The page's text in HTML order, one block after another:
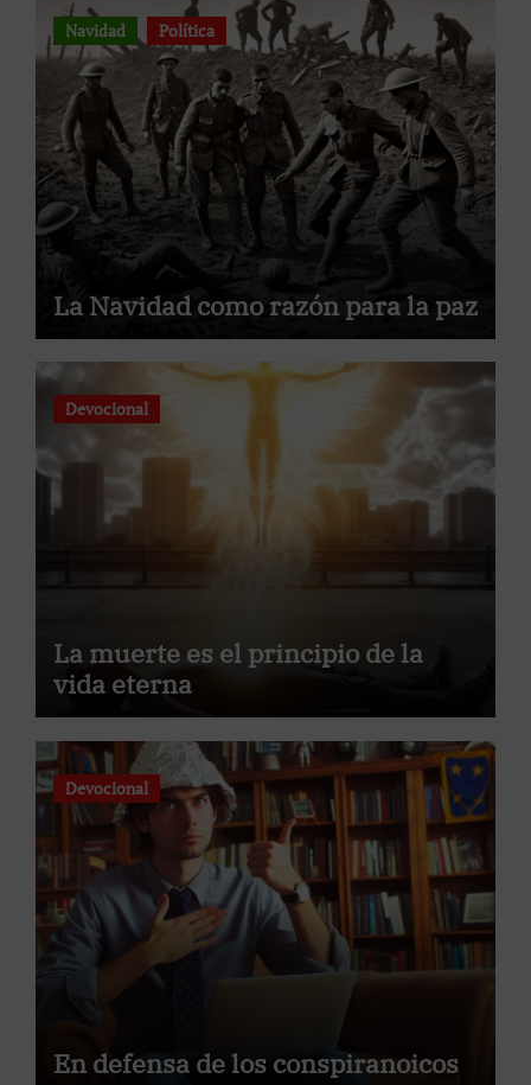
Navidad Política
La Navidad como razón para la paz
Devocional
La muerte es el principio de la
vida eterna
Devocional
En defensa de los conspiranoicos